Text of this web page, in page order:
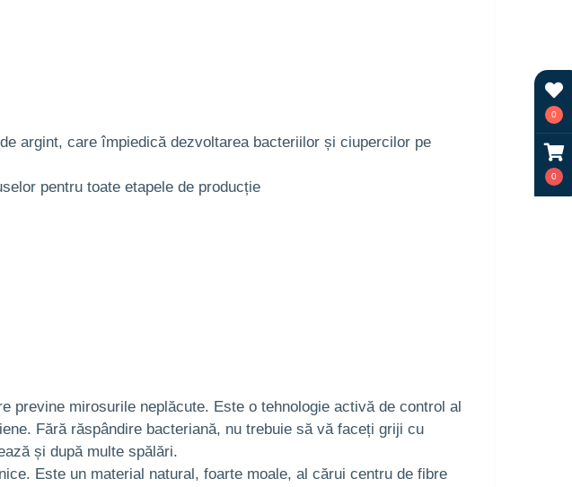
0
0
argint, care împiedică dezvoltarea bacteriilor și ciupercilor pe
pentru toate etapele de producție
previne mirosurile neplăcute. Este o tehnologie activă de control al
Fără răspândire bacteriană, nu trebuie să vă faceți griji cu
și după multe spălări.
Este un material natural, foarte moale, al cărui centru de fibre